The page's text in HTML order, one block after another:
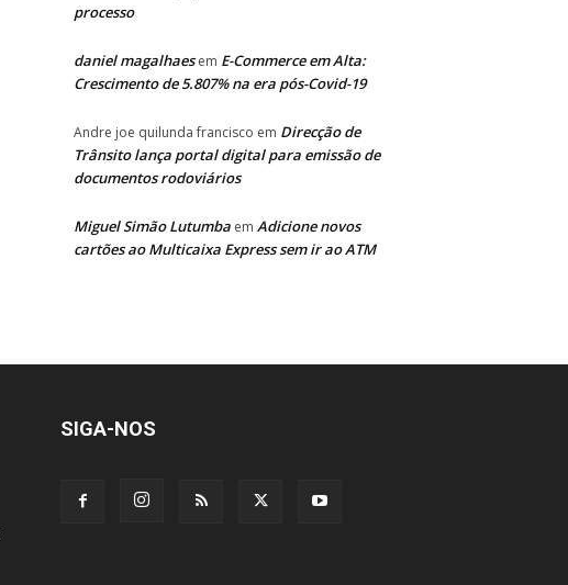
processo
daniel magalhaesem E-Commerce em Alta:
Crescimento de 5.807% na era pós-Covid-19
Andre joe quilunda francisco em Direcção de
Trânsito lança portal digital para emissão de
documentos rodoviários
Miguel Simão Lutumba em Adicione novos
cartões ao Multicaixa Express sem ir ao ATM
SIGA-NOS